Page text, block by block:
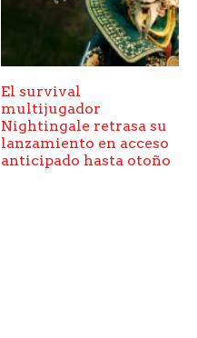
El survival
multijugador
Nightingale retrasa su
lanzamiento en acceso
anticipado hasta otoño